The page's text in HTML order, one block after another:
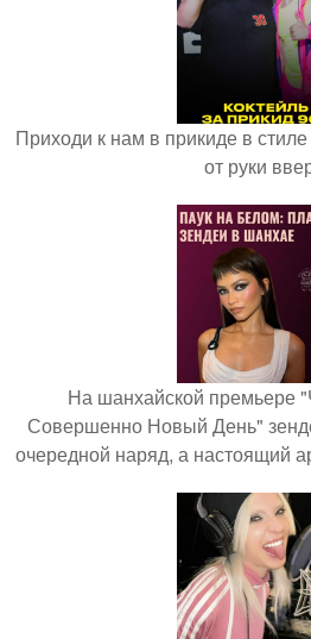
Приходи к нам в прикиде в
от руки
На шанхайской премьере
Совершенно Новый День"
очередной наряд, а настоящий